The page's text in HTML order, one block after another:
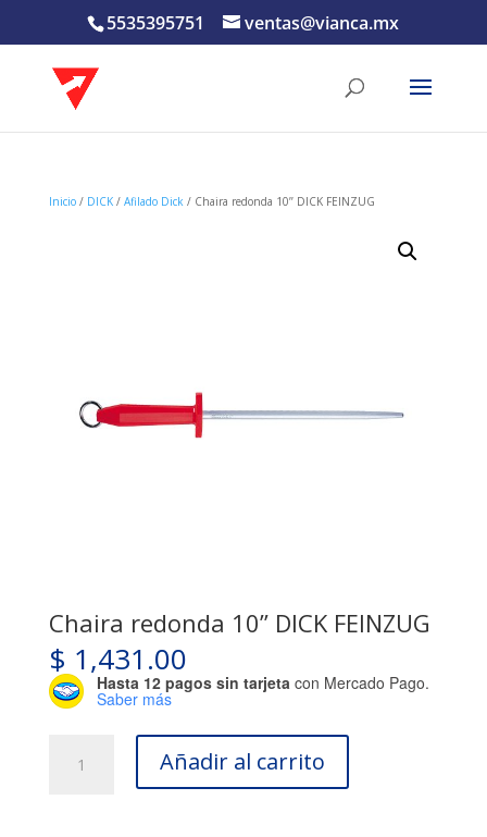
5535395751 ventas@vianca.mx
Inicio/ DICK/ Afilado Dick/ Chaira redonda 10’’ DICK FEINZUG
Chaira redonda 10’’ DICK FEINZUG
$ 1,431.00
Hasta 12 pagos sin tarjetacon Mercado Pago.
Saber más
redonda
Añadir al carrito